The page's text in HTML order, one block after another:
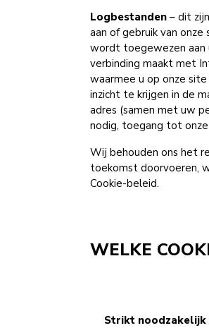
Logbestanden – dit
aan of gebruik van
wordt toegewezen aan
verbinding maakt met
waarmee u op onze
inzicht te krijgen in de
adres (samen met uw
nodig, toegang tot
Wij behouden ons het
toekomst doorvoeren,
Cookie-beleid.
WELKE
Strikt noodzakelijk